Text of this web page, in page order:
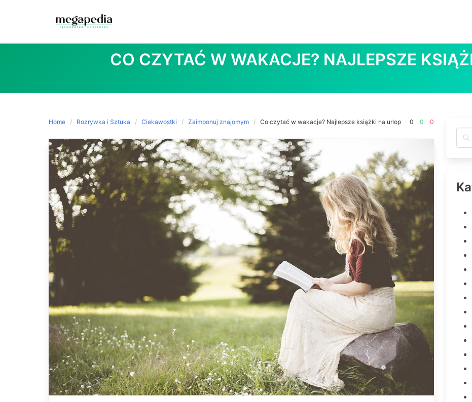
to
CO CZYTAĆ W WAKACJE? NAJLEPSZE
Home Rozrywka i Sztuka Ciekawostki Zaimponuj znajomym Co czytać w wakacje? Najlepsze książki na urlop 0 0 0